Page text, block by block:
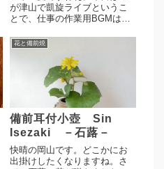
が津山で凱旋ライブというこ
とで、仕事の作業用BGMはB'z
新着商品アップ日ですよ。今
回アップしたのは小猪口二個
（細川敬弘作）を３セット。
サイト見て気付いた方は素晴
らしい!!そう、この３...
花と備前焼
備前耳付小壺 Sin
Isezaki －石蕗－
快晴の岡山です。どこかにお
出掛けしたくなりますね。さ